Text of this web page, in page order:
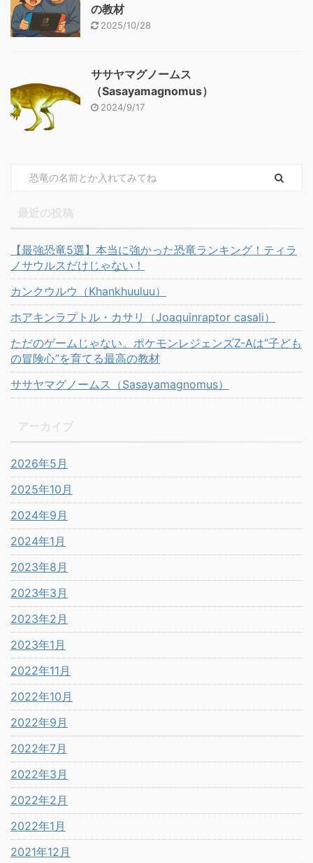
の教材
2025/10/28
ササヤマグノームス
（Sasayamagnomus）
2024/9/17
【最強恐竜5選】本当に強かった恐竜ランキング！ティラ
ノサウルスだけじゃない！
カンクウルウ（Khankhuuluu）
ホアキンラプトル・カサリ（Joaquinraptor casali）
ただのゲームじゃない。ポケモンレジェンズZ-Aは“子ども
の冒険心”を育てる最高の教材
ササヤマグノームス（Sasayamagnomus）
2026年5月
2025年10月
2024年9月
2024年1月
2023年8月
2023年3月
2023年2月
2023年1月
2022年11月
2022年10月
2022年9月
2022年7月
2022年3月
2022年2月
2022年1月
2021年12月